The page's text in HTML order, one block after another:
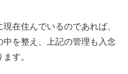
在住んでいるのであれば、
を整え、上記の管理も入念
す。